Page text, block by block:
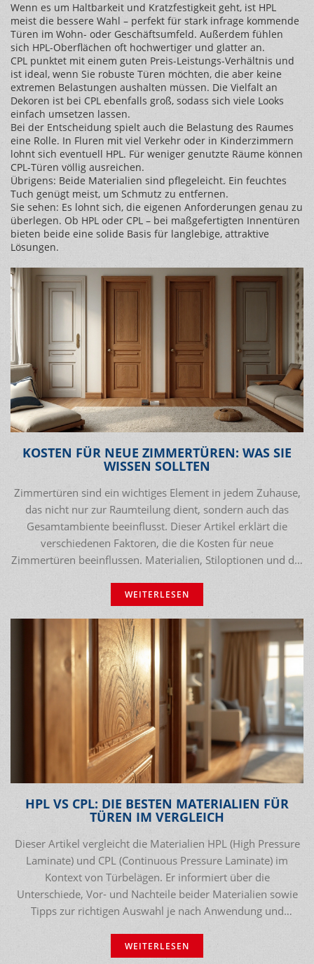
Wenn es um Haltbarkeit und Kratzfestigkeit geht, ist HPL
meist die bessere Wahl – perfekt für stark infrage kommende
Türen im Wohn- oder Geschäftsumfeld. Außerdem fühlen
sich HPL-Oberflächen oft hochwertiger und glatter an.
CPL punktet mit einem guten Preis-Leistungs-Verhältnis und
ist ideal, wenn Sie robuste Türen möchten, die aber keine
extremen Belastungen aushalten müssen. Die Vielfalt an
Dekoren ist bei CPL ebenfalls groß, sodass sich viele Looks
einfach umsetzen lassen.
Bei der Entscheidung spielt auch die Belastung des Raumes
eine Rolle. In Fluren mit viel Verkehr oder in Kinderzimmern
lohnt sich eventuell HPL. Für weniger genutzte Räume können
CPL-Türen völlig ausreichen.
Übrigens: Beide Materialien sind pflegeleicht. Ein feuchtes
Tuch genügt meist, um Schmutz zu entfernen.
Sie sehen: Es lohnt sich, die eigenen Anforderungen genau zu
überlegen. Ob HPL oder CPL – bei maßgefertigten Innentüren
bieten beide eine solide Basis für langlebige, attraktive
Lösungen.
KOSTEN FÜR NEUE ZIMMERTÜREN: WAS SIE
WISSEN SOLLTEN
Zimmertüren sind ein wichtiges Element in jedem Zuhause,
das nicht nur zur Raumteilung dient, sondern auch das
Gesamtambiente beeinflusst. Dieser Artikel erklärt die
verschiedenen Faktoren, die die Kosten für neue
Zimmertüren beeinflussen. Materialien, Stiloptionen und die
variieren. Die Leser erhalten nützliche Tipps zum Kauf und
zur Auswahl der richtigen Tür für ihr Zuhause.
WEITERLESEN
HPL VS CPL: DIE BESTEN MATERIALIEN FÜR
TÜREN IM VERGLEICH
Dieser Artikel vergleicht die Materialien HPL (High Pressure
Laminate) und CPL (Continuous Pressure Laminate) im
Kontext von Türbelägen. Er informiert über die
Unterschiede, Vor- und Nachteile beider Materialien sowie
Tipps zur richtigen Auswahl je nach Anwendung und
WEITERLESEN